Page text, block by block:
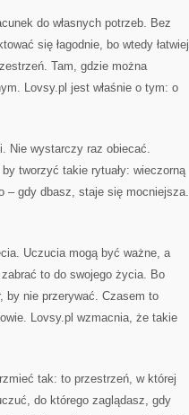
do własnych potrzeb. Bez
się łagodnie, bo wtedy łatwiej
Tam, gdzie można
Lovsy.pl jest właśnie o tym: o
Nie wystarczy raz obiecać.
tworzyć takie rytuały: wieczorną
– gdy dbasz, staje się mocniejsza.
Uczucia mogą być ważne, a
to do swojego życia. Bo
by nie przerywać. Czasem to
Lovsy.pl wzmacnia, że takie
tak: to przestrzeń, w której
do którego zaglądasz, gdy